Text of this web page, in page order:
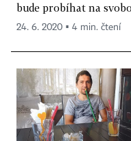
bude probíhat na
24. 6. 2020 ▪ 4 min. čtení